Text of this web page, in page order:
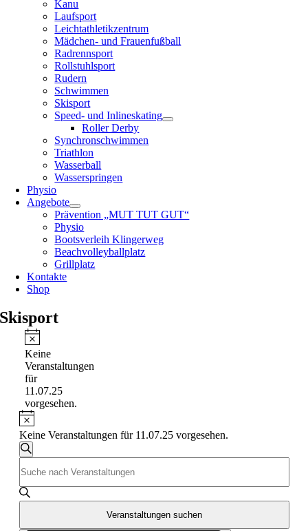
Kanu
Laufsport
Leichtathletikzentrum
Mädchen- und Frauenfußball
Radrennsport
Rollstuhlsport
Rudern
Schwimmen
Skisport
Speed- und Inlineskating
Roller Derby
Synchronschwimmen
Triathlon
Wasserball
Wasserspringen
Physio
Angebote
Prävention „MUT TUT GUT“
Physio
Bootsverleih Klingerweg
Beachvolleyballplatz
Grillplatz
Kontakte
Shop
Skisport
Veranstaltungen
für
11.07.25
Hinweis
Keine
Veranstaltungen
für
11.07.25
vorgesehen.
Hinweis
Keine Veranstaltungen für 11.07.25 vorgesehen.
Veranstaltungen
Suche
und
Ansichten,
Navigation
Suche
Schlüsselwort
eingeben.
Suche
Veranstaltungen
Veranstaltungen suchen